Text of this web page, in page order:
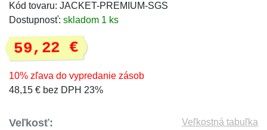
Kód tovaru: JACKET-PREMIUM-SGS
Dostupnosť: skladom 1 ks
59,22 €
10% zľava do vypredanie zásob
48,15 € bez DPH 23%
Veľkosť: Veľkostná tabuľka